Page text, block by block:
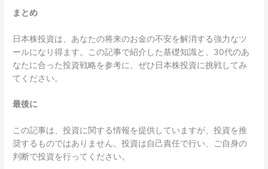
まとめ
日本株投資は、あなたの将来のお金の不安を解消する強力なツ
ールになり得ます。この記事で紹介した基礎知識と、30代のあ
なたに合った投資戦略を参考に、ぜひ日本株投資に挑戦してみ
てください。
最後に
この記事は、投資に関する情報を提供していますが、投資を推
奨するものではありません。投資は自己責任で行い、ご自身の
判断で投資を行ってください。